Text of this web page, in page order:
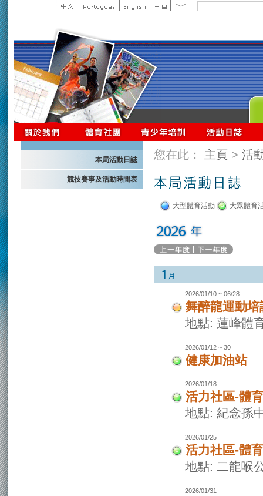
本局活動日誌
競技賽事及活動時間表
您在此： 主頁 > 活
大型體育活動 大眾體育
2026/01/10 ~ 06/28
舞醉龍運動培
地點: 蓮峰體
2026/01/12 ~ 30
健康加油站
2026/01/18
活力社區-體
地點: 紀念孫
2026/01/25
活力社區-體
地點: 二龍喉
2026/01/31